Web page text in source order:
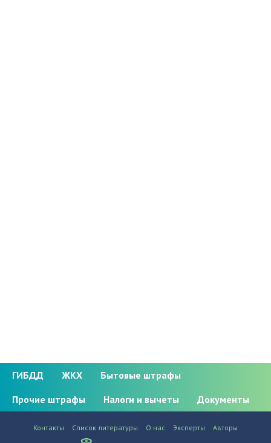
ГИБДД ЖКХ
Бытовые штрафы
Прочие штрафы
Налоги и вычеты Документы
Контакты Список литературы О нас Эксперты Авторы